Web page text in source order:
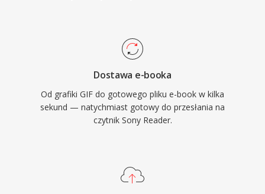
Dostawa e-booka
Od grafiki GIF do gotowego pliku e-book w kilka
sekund — natychmiast gotowy do przesłania na
czytnik Sony Reader.